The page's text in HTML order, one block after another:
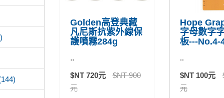
Golden高登典藏
凡尼斯抗紫外線保
護噴霧284g
..
$NT 720元
$NT 900
元
Hope
字母數字
板---No.4-
..
$NT 100元
元